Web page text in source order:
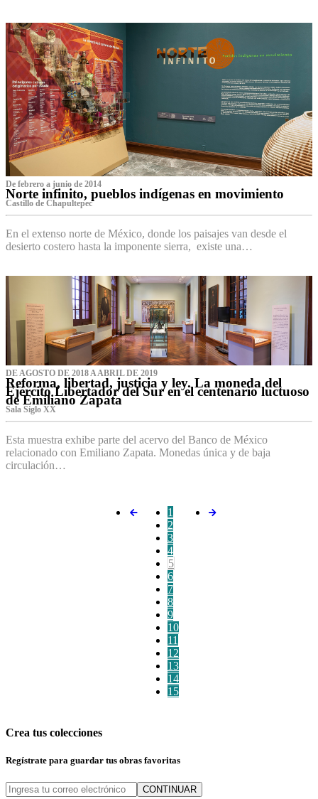
De febrero a junio de 2014
Norte infinito, pueblos indígenas en movimiento
Castillo de Chapultepec
En el extenso norte de México, donde los paisajes van desde el
desierto costero hasta la imponente sierra, existe una…
DE AGOSTO DE 2018 A ABRIL DE 2019
Reforma, libertad, justicia y ley. La moneda del
Ejército Libertador del Sur en el centenario luctuoso
de Emiliano Zapata
Sala Siglo XX
Esta muestra exhibe parte del acervo del Banco de México
relacionado con Emiliano Zapata. Monedas única y de baja
circulación…
1
2
3
4
5
6
7
8
9
10
11
12
13
14
15
Crea tus colecciones
Regístrate para guardar tus obras favoritas
CONTINUAR